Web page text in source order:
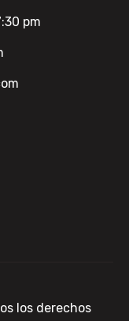
pm
los derechos